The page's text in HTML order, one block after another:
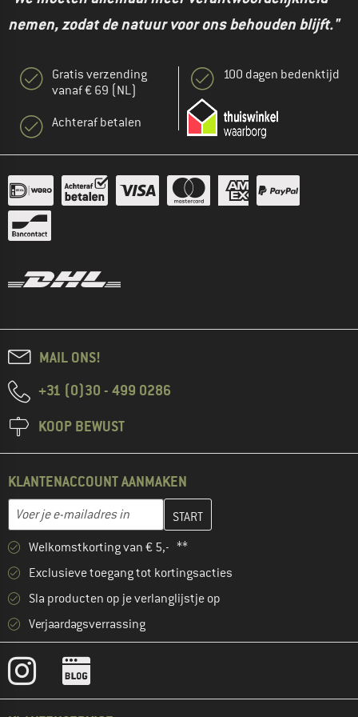
nemen, zodat de natuur voor ons behouden blijft."
Gratis verzending
vanaf € 69 (NL)
Achteraf betalen
100 dagen bedenktijd
MAIL ONS!
+31 (0)30 - 499 0286
KOOP BEWUST
KLANTENACCOUNT AANMAKEN
E-mailadres
Vul je e-mailadres hier in en maak in de volgende stap je
Welkomstkorting van € 5,- **
Exclusieve toegang tot kortingsacties
Sla producten op je verlanglijstje op
Verjaardagsverrassing